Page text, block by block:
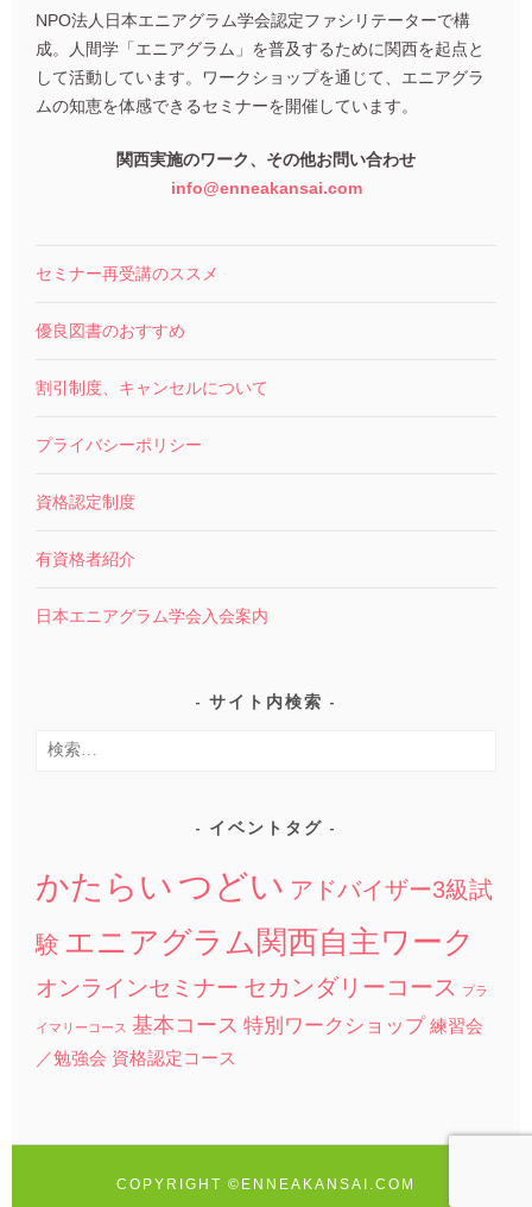
NPO法人日本エニアグラム学会認定ファシリテーターで構
成。人間学「エニアグラム」を普及するために関西を起点と
して活動しています。ワークショップを通じて、エニアグラ
ムの知恵を体感できるセミナーを開催しています。
関西実施のワーク、その他お問い合わせ
info@enneakansai.com
セミナー再受講のススメ
優良図書のおすすめ
割引制度、キャンセルについて
プライバシーポリシー
資格認定制度
有資格者紹介
日本エニアグラム学会入会案内
サイト内検索
検
イベントタグ
かたらい つどい アドバイザー3級試
験 エニアグラム関西自主ワーク
オンラインセミナー セカンダリーコース プラ
イマリーコース 基本コース 特別ワークショップ 練習会
／勉強会 資格認定コース
COPYRIGHT ©ENNEAKANSAI.COM